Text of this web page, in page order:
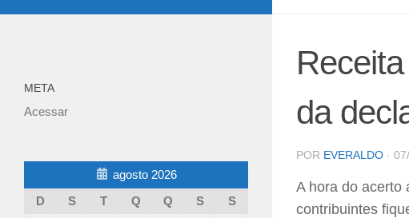
da
POR EVERALDO ·
A hora do acerto
contribuintes
META
Acessar
agosto 2026
D
S T Q Q S
S